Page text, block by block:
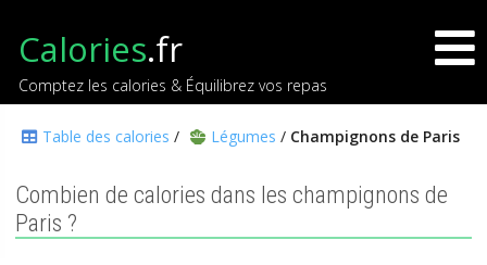
Calories.fr
Comptez les calories & Équilibrez vos repas
Table des calories / Légumes / Champignons de Paris
Combien de calories dans les champignons de
Paris ?